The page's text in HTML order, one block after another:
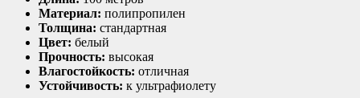
Материал: полипропилен
Толщина: стандартная
Цвет: белый
Прочность: высокая
Влагостойкость: отличная
Устойчивость: к ультрафиолету